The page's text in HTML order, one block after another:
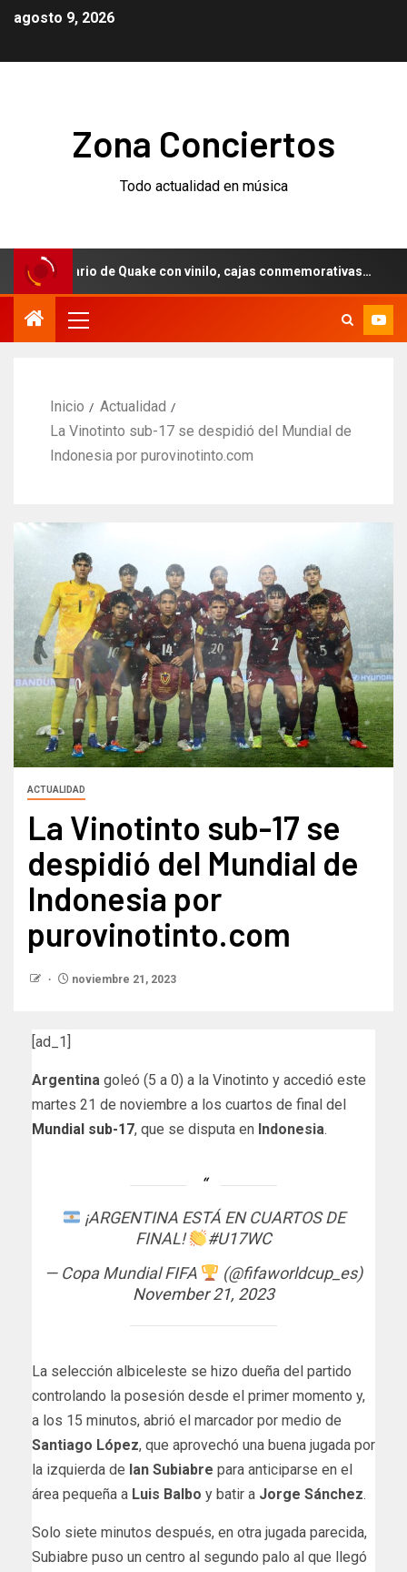
agosto 9, 2026
Zona Conciertos
Todo actualidad en música
de Quake con vinilo, cajas conmemorativas…
Inicio
Actualidad
La Vinotinto sub-17 se despidió del Mundial de
Indonesia por purovinotinto.com
ACTUALIDAD
La Vinotinto sub-17 se
despidió del Mundial de
Indonesia por
purovinotinto.com
noviembre 21, 2023
[ad_1]
Argentina goleó (5 a 0) a la Vinotinto y accedió este
martes 21 de noviembre a los cuartos de final del
Mundial sub-17, que se disputa en Indonesia.
¡ARGENTINA ESTÁ EN CUARTOS DE
FINAL!
#U17WC
— Copa Mundial FIFA
(@fifaworldcup_es)
November 21, 2023
La selección albiceleste se hizo dueña del partido
controlando la posesión desde el primer momento y,
a los 15 minutos, abrió el marcador por medio de
Santiago López, que aprovechó una buena jugada por
la izquierda de Ian Subiabre para anticiparse en el
área pequeña a Luis Balbo y batir a Jorge Sánchez.
Solo siete minutos después, en otra jugada parecida,
Subiabre puso un centro al segundo palo al que llegó